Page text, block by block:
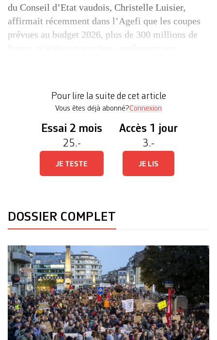
du Conseil d’Etat vaudois, Christelle Luisier,
affirmait récemment dans l’Agefi que les coupes
prévues au budget 2026, plus de 300 millions de
Pour lire la suite de cet article
Vous êtes déjà abonné?Connexion
Essai 2 mois
25.-
JE TESTE
Accès 1 jour
3.-
JE LIS
DOSSIER COMPLET